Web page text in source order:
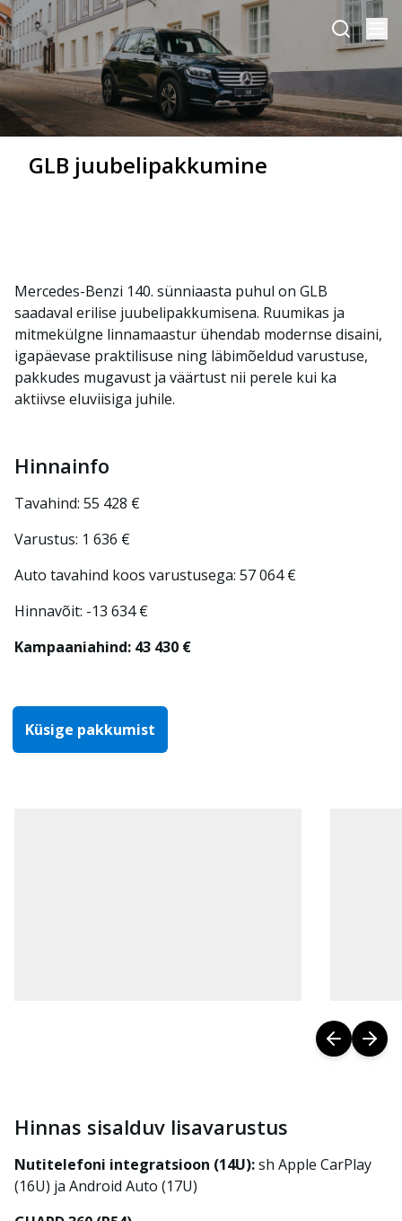
GLB juubelipakkumine
Mercedes-Benzi 140. sünniaasta puhul on GLB
saadaval erilise juubelipakkumisena. Ruumikas ja
mitmekülgne linnamaastur ühendab modernse disaini,
igapäevase praktilisuse ning läbimõeldud varustuse,
pakkudes mugavust ja väärtust nii perele kui ka
aktiivse eluviisiga juhile.
Hinnainfo
Tavahind: 55 428 €
Varustus: 1 636 €
Auto tavahind koos varustusega: 57 064 €
Hinnavõit: -13 634 €
Kampaaniahind: 43 430 €
Küsige pakkumist
Hinnas sisalduv lisavarustus
Nutitelefoni integratsioon (14U):sh Apple CarPlay
(16U) ja Android Auto (17U)